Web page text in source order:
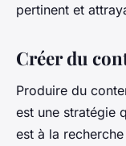
pertinent et
Créer du
Produire du
est une stratégie
est à la